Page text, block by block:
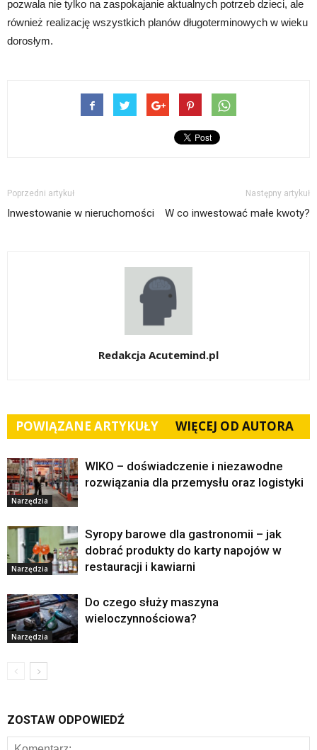
pozwala nie tylko na zaspokajanie aktualnych potrzeb dzieci, ale
również realizację wszystkich planów długoterminowych w wieku
dorosłym.
Poprzedni artykuł
Inwestowanie w nieruchomości
Następny artykuł
W co inwestować małe kwoty?
Redakcja Acutemind.pl
POWIĄZANE ARTYKUŁY WIĘCEJ OD AUTORA
Narzędzia
WIKO – doświadczenie i niezawodne
rozwiązania dla przemysłu oraz logistyki
Narzędzia
Syropy barowe dla gastronomii – jak
dobrać produkty do karty napojów w
restauracji i kawiarni
Narzędzia
Do czego służy maszyna
wieloczynnościowa?
ZOSTAW ODPOWIEDŹ